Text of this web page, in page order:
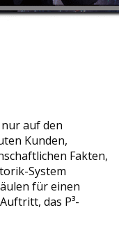
auf den
Kunden,
Fakten,
System
für einen
das P³-